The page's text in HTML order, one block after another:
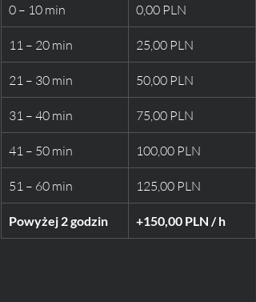
0 – 10 min 0,00 PLN
11 – 20 min 25,00 PLN
21 – 30 min 50,00 PLN
31 – 40 min 75,00 PLN
41 – 50 min 100,00 PLN
51 – 60 min 125,00 PLN
Powyżej 2 godzin +150,00 PLN / h